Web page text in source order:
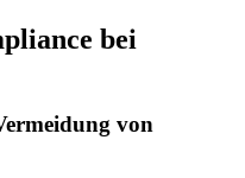
bei
von